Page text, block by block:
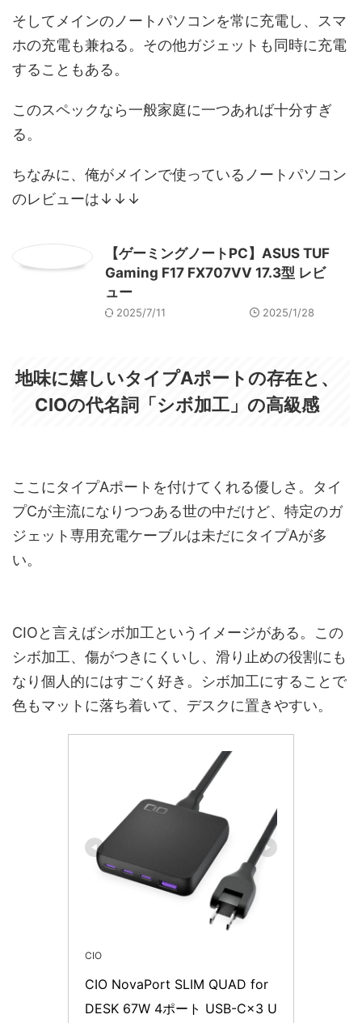
そしてメインのノートパソコンを常に充電し、スマ
ホの充電も兼ねる。その他ガジェットも同時に充電
することもある。
このスペックなら一般家庭に一つあれば十分すぎ
る。
ちなみに、俺がメインで使っているノートパソコン
のレビューは↓↓↓
【ゲーミングノートPC】ASUS TUF
Gaming F17 FX707VV 17.3型 レビ
ュー
2025/7/11 2025/1/28
地味に嬉しいタイプAポートの存在と、
CIOの代名詞「シボ加工」の高級感
ここにタイプAポートを付けてくれる優しさ。タイ
プCが主流になりつつある世の中だけど、特定のガ
ジェット専用充電ケーブルは未だにタイプAが多
い。
CIOと言えばシボ加工というイメージがある。この
シボ加工、傷がつきにくいし、滑り止めの役割にも
なり個人的にはすごく好き。シボ加工にすることで
色もマットに落ち着いて、デスクに置きやすい。
CIO
CIO NovaPort SLIM QUAD for
DESK 67W 4ポート USB-C×3 U